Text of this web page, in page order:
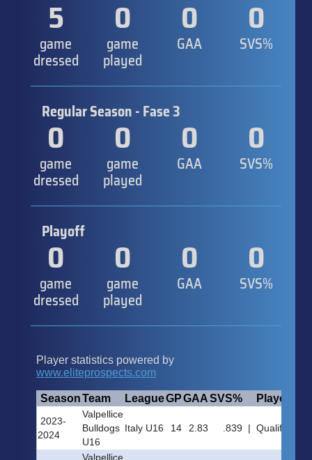
5
game
dressed
0
game
played
0
GAA
0
SVS%
Regular Season - Fase 3
0
game
dressed
0
game
played
0
GAA
0
SVS%
Playoff
0
game
dressed
0
game
played
0
GAA
0
SVS%